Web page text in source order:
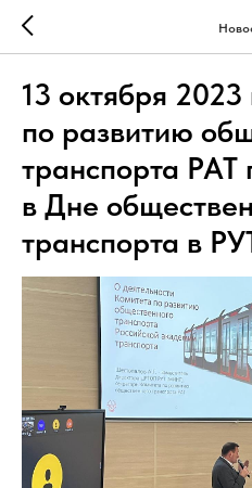
13 октября
по развитию
транспорта РАТ
в Дне
транспорта в